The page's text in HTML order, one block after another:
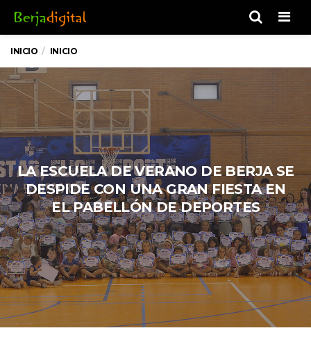
INICIO INICIO
LA ESCUELA DE VERANO DE BERJA SE
DESPIDE CON UNA GRAN FIESTA EN
EL PABELLÓN DE DEPORTES